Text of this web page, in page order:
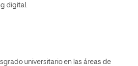
digital.
universitario en las áreas de